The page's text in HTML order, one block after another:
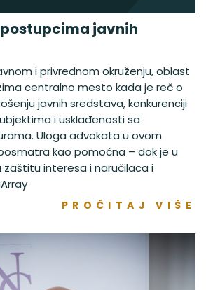
javnih
i privrednom okruženju, oblast
centralno mesto kada je reč o
javnih sredstava, konkurenciji
i usklađenosti sa
Uloga advokata u ovom
kao pomoćna – dok je u
zaštitu interesa i naručilaca i
PROČITAJ VIŠE